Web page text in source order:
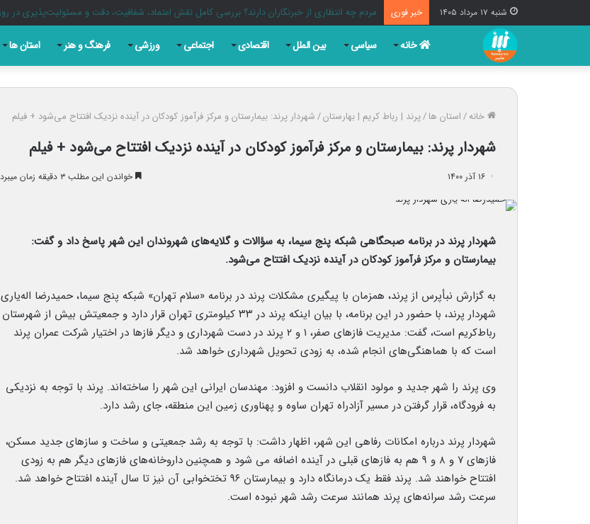
شنبه ۱۷ مرداد ۱۴۰۵ خبر فوری استاندار تهران: دفاع از ایران گاه در یک تیتر دقیق و یک قلم مسئولانه خلاصه می شود
خانه سیاسی بین الملل اقتصادی اجتماعی ورزشی فرهنگ و هنر استان ها
خانه/استان ها/پرند | رباط کریم | بهارستان/شهردار پرند: بیمارستان و مرکز فرآموز کودکان در آینده نزدیک افتتاح می‌شود + فیلم
شهردار پرند: بیمارستان و مرکز فرآموز کودکان در آینده نزدیک افتتاح می‌شود + فیلم
۱۶ آذر ۱۴۰۰ خواندن این مطلب ۳ دقیقه زمان میبرد
شهردار پرند در برنامه صبحگاهی شبکه پنج سیما، به سؤالات و گلایه‌های شهروندان این شهر پاسخ داد و گفت:
بیمارستان و مرکز فرآموز کودکان در آینده نزدیک افتتاح می‌شود.
به گزارش نبأپرس از پرند، همزمان با پیگیری مشکلات پرند در برنامه «سلام تهران» شبکه پنج سیما، حمیدرضا اله‌یاری
شهردار پرند، با حضور در این برنامه، با بیان اینکه پرند در ۳۳ کیلومتری تهران قرار دارد و جمعیتش بیش از شهرستان
رباط‌کریم است، گفت: مدیریت فازهای صفر، ۱ و ۲ پرند در دست شهرداری و دیگر فازها در اختیار شرکت عمران پرند
است که با هماهنگی‌های انجام شده، به زودی تحویل شهرداری خواهد شد.
وی پرند را شهر جدید و مولود انقلاب دانست و افزود: مهندسان ایرانی این شهر را ساخته‌اند. پرند با توجه به نزدیکی
به فرودگاه، قرار گرفتن در مسیر آزادراه تهران ساوه و پهناوری زمین این منطقه، جای رشد دارد.
شهردار پرند درباره امکانات رفاهی این شهر، اظهار داشت: با توجه به رشد جمعیتی و ساخت و سازهای جدید مسکن،
فازهای ۷ و ۸ و ۹ هم به فازهای قبلی در آینده اضافه می شود و همچنین داروخانه‌های فازهای دیگر هم به زودی
افتتاح خواهند شد. پرند فقط یک درمانگاه دارد و بیمارستان ۹۶ تختخوابی آن نیز تا سال آینده افتتاح خواهد شد.
سرعت رشد سرانه‌های پرند همانند سرعت رشد شهر نبوده است.